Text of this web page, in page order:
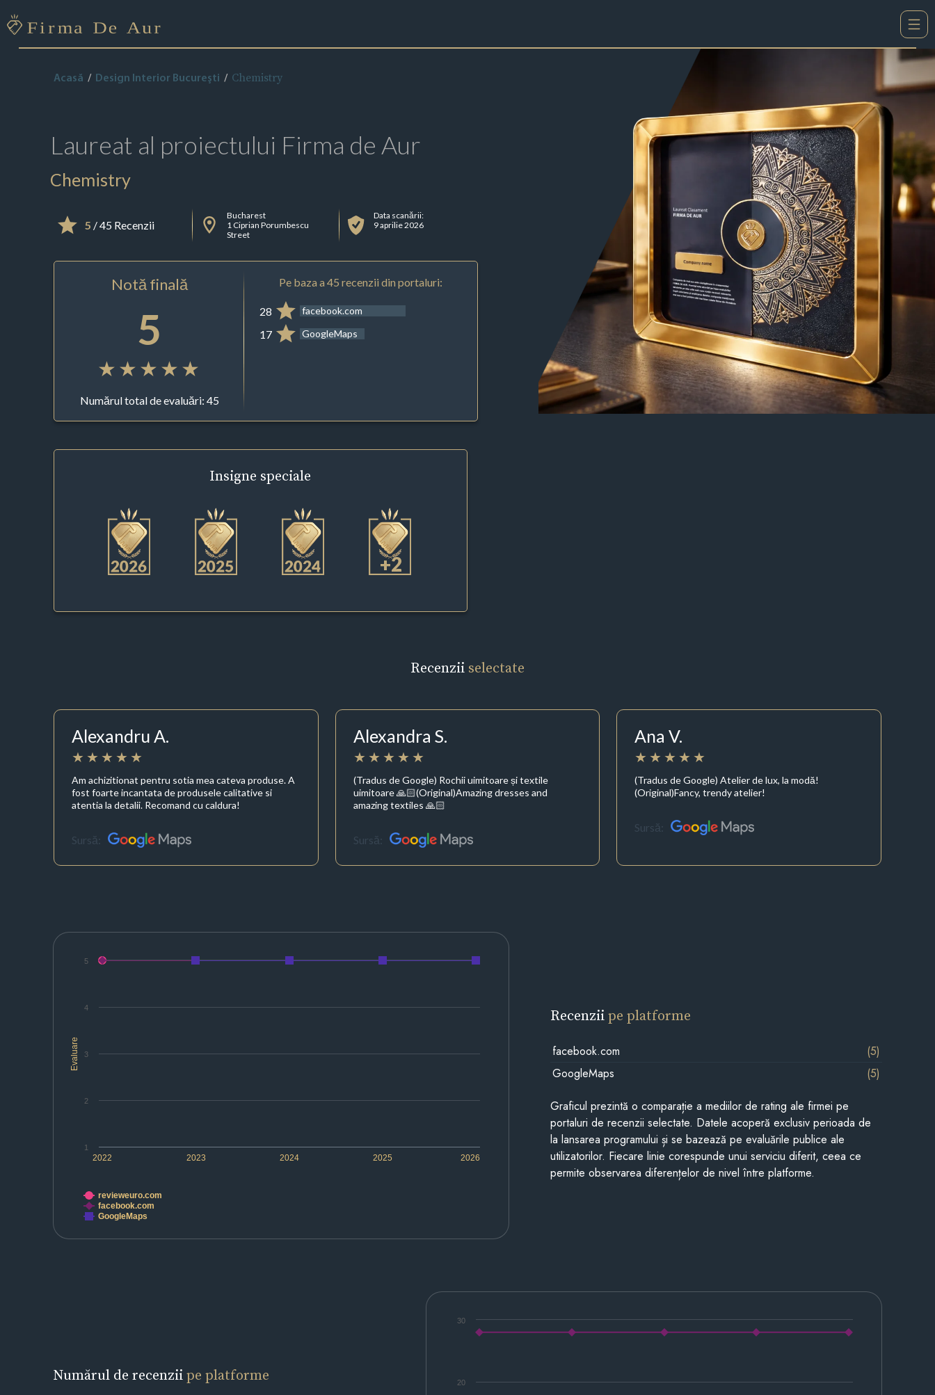
Acasă Design Interior Bucureşti Chemistry
Laureat al proiectului Firma de Aur
Chemistry
5 / 45 Recenzii
Bucharest
1 Ciprian Porumbescu
Street
Data scanării:
9 aprilie 2026
Notă finală
5
Numărul total de evaluări: 45
Pe baza a 45 recenzii din portaluri:
28 facebook.com
17 GoogleMaps
Insigne speciale
+2
Recenzii selectate
Alexandru A.
Am achizitionat pentru sotia mea cateva produse. A
fost foarte incantata de produsele calitative si
atentia la detalii. Recomand cu caldura!
Sursă:
Alexandra S.
(Tradus de Google) Rochii uimitoare și textile
uimitoare 🙏🏻(Original)Amazing dresses and
amazing textiles 🙏🏻
Sursă:
Ana V.
(Tradus de Google) Atelier de lux, la modă!
(Original)Fancy, trendy atelier!
Sursă:
Evaluare
2022 2023 2024 2025 2026
1
2
3
4
5
revieweuro.com
facebook.com
GoogleMaps
Recenziipe platforme
facebook.com
(5)
GoogleMaps
(5)
Graficul prezintă o comparație a mediilor de rating ale firmei pe
portaluri de recenzii selectate. Datele acoperă exclusiv perioada de
la lansarea programului și se bazează pe evaluările publice ale
utilizatorilor. Fiecare linie corespunde unui serviciu diferit, ceea ce
permite observarea diferențelor de nivel între platforme.
20
30
Numărul de recenziipe platforme